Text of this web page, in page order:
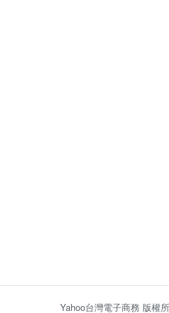
Yahoo台灣電子商務 版權